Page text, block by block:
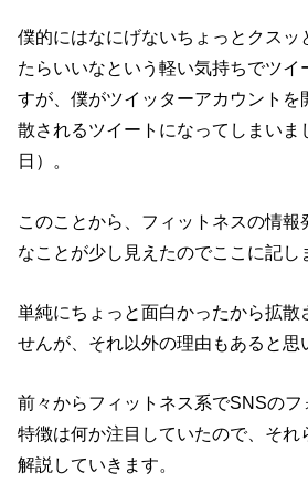
僕的にはなにげないちょっとクスッ
たらいいなという軽い気持ちでツイ
すが、僕がツイッターアカウントを
散されるツイートになってしまいま
日）。
このことから、フィットネスの情報
なことが少し見えたのでここに記し
単純にちょっと面白かったから拡散
せんが、それ以外の理由もあると思
前々からフィットネス系でSNSの
特徴は何か注目していたので、それ
解説していきます。